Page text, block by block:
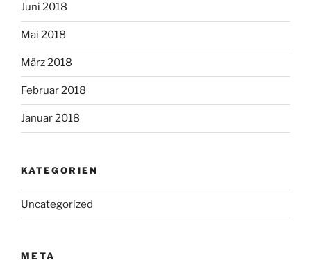
Juni 2018
Mai 2018
März 2018
Februar 2018
Januar 2018
KATEGORIEN
Uncategorized
META